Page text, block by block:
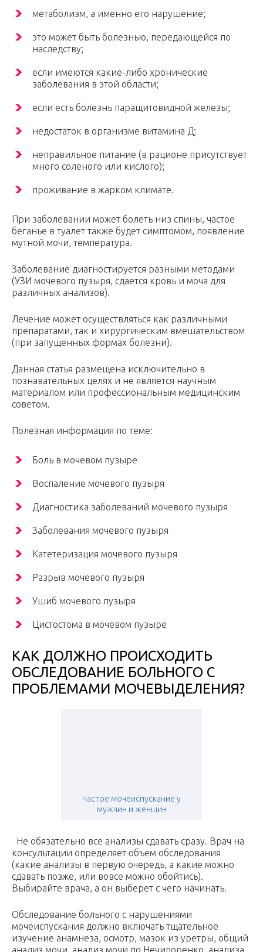
метаболизм, а именно его нарушение;
это может быть болезнью, передающейся по
наследству;
если имеются какие-либо хронические
заболевания в этой области;
если есть болезнь паращитовидной железы;
недостаток в организме витамина Д;
неправильное питание (в рационе присутствует
много соленого или кислого);
проживание в жарком климате.
При заболевании может болеть низ спины, частое
беганье в туалет также будет симптомом, появление
мутной мочи, температура.
Заболевание диагностируется разными методами
(УЗИ мочевого пузыря, сдается кровь и моча для
различных анализов).
Лечение может осуществляться как различными
препаратами, так и хирургическим вмешательством
(при запущенных формах болезни).
Данная статья размещена исключительно в
познавательных целях и не является научным
материалом или профессиональным медицинским
советом.
Полезная информация по теме:
Боль в мочевом пузыре
Воспаление мочевого пузыря
Диагностика заболеваний мочевого пузыря
Заболевания мочевого пузыря
Катетеризация мочевого пузыря
Разрыв мочевого пузыря
Ушиб мочевого пузыря
Цистостома в мочевом пузыре
КАК ДОЛЖНО ПРОИСХОДИТЬ
ОБСЛЕДОВАНИЕ БОЛЬНОГО С
ПРОБЛЕМАМИ МОЧЕВЫДЕЛЕНИЯ?
Частое мочеиспускание у
мужчин и женщин
Не обязательно все анализы сдавать сразу. Врач на
консультации определяет объем обследования
(какие анализы в первую очередь, а какие можно
сдавать позже, или вовсе можно обойтись).
Выбирайте врача, а он выберет с чего начинать.
Обследование больного с нарушениями
мочеиспускания должно включать тщательное
изучение анамнеза, осмотр, мазок из уретры, общий
анализ мочи, анализ мочи по Нечипоренко, анализа